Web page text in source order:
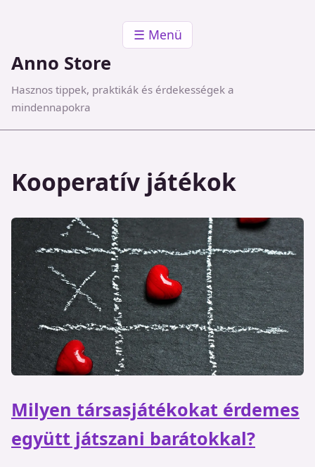
☰ Menü
Anno Store
Hasznos tippek, praktikák és érdekességek a
mindennapokra
Kooperatív játékok
Milyen társasjátékokat érdemes
együtt játszani barátokkal?